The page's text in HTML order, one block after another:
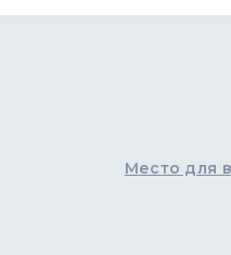
Место для